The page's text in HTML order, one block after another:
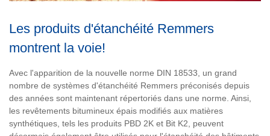
Les produits d'étanchéité Remmers
montrent la voie!
Avec l'apparition de la nouvelle norme DIN 18533, un grand
nombre de systèmes d'étanchéité Remmers préconisés depuis
des années sont maintenant répertoriés dans une norme. Ainsi,
les revêtements bitumineux épais modifiés aux matières
synthétiques, tels les produits PBD 2K et Bit K2, peuvent